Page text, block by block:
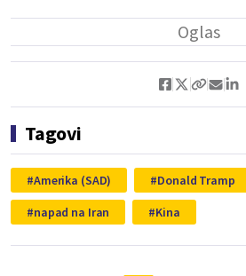
Tagovi
Amerika (SAD) Donald Tramp
napad na Iran
Kina